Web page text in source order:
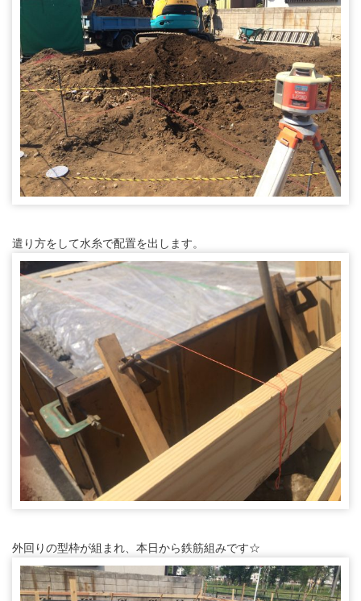
遣り方をして水糸で配置を出します。
外回りの型枠が組まれ、本日から鉄筋組みです☆